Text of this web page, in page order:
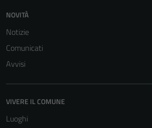
NOVITÀ
Notizie
Comunicati
Avvisi
VIVERE IL COMUNE
Luoghi